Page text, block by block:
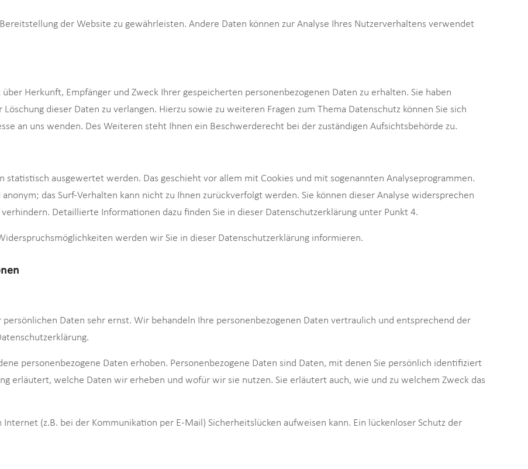
der Website zu gewährleisten. Andere Daten können zur Analyse Ihres Nutzerverhaltens verwendet
Herkunft, Empfänger und Zweck Ihrer gespeicherten personenbezogenen Daten zu erhalten. Sie haben
dieser Daten zu verlangen. Hierzu sowie zu weiteren Fragen zum Thema Datenschutz können Sie sich
an uns wenden. Des Weiteren steht Ihnen ein Beschwerderecht bei der zuständigen Aufsichtsbehörde zu.
statistisch ausgewertet werden. Das geschieht vor allem mit Cookies und mit sogenannten Analyseprogrammen.
das Surf-Verhalten kann nicht zu Ihnen zurückverfolgt werden. Sie können dieser Analyse widersprechen
Detaillierte Informationen dazu finden Sie in dieser Datenschutzerklärung unter Punkt 4.
werden wir Sie in dieser Datenschutzerklärung informieren.
Daten sehr ernst. Wir behandeln Ihre personenbezogenen Daten vertraulich und entsprechend der
personenbezogene Daten erhoben. Personenbezogene Daten sind Daten, mit denen Sie persönlich identifiziert
erläutert, welche Daten wir erheben und wofür wir sie nutzen. Sie erläutert auch, wie und zu welchem Zweck das
(z.B. bei der Kommunikation per E-Mail) Sicherheitslücken aufweisen kann. Ein lückenloser Schutz der